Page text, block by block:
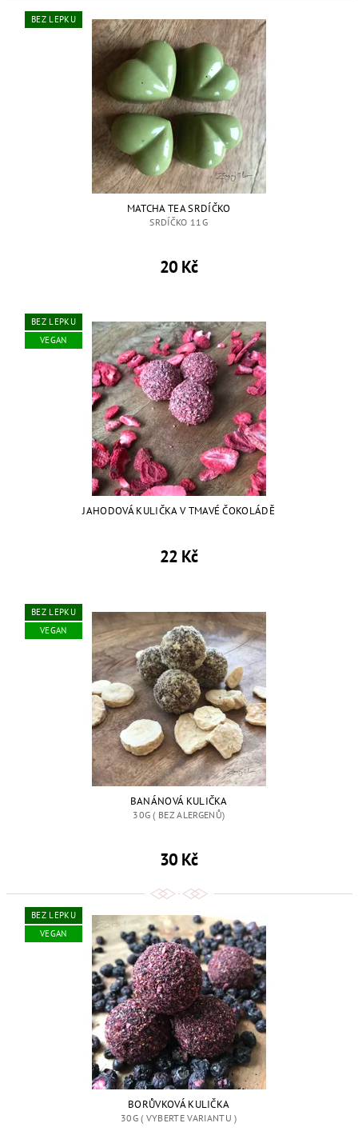
BEZ LEPKU
MATCHA TEA SRDÍČKO
SRDÍČKO 11G
20 Kč
BEZ LEPKU
VEGAN
JAHODOVÁ KULIČKA V TMAVÉ ČOKOLÁDĚ
22 Kč
BEZ LEPKU
VEGAN
BANÁNOVÁ KULIČKA
30G ( BEZ ALERGENŮ)
30 Kč
BEZ LEPKU
VEGAN
BORŮVKOVÁ KULIČKA
30G ( VYBERTE VARIANTU )